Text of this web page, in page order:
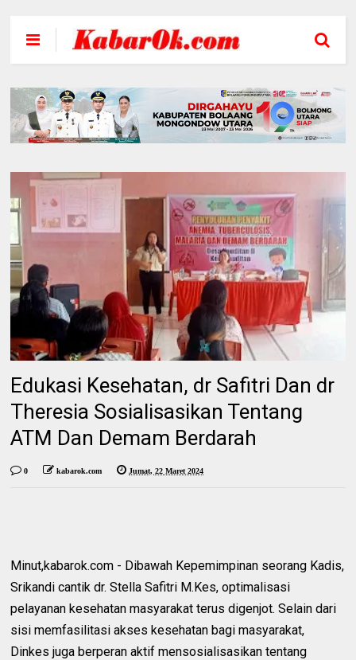
Edukasi Kesehatan, dr Safitri Dan dr
Theresia Sosialisasikan Tentang
ATM Dan Demam Berdarah
0 kabarok.com Jumat, 22 Maret 2024
Minut,kabarok.com - Dibawah Kepemimpinan seorang Kadis,
Srikandi cantik dr. Stella Safitri M.Kes, optimalisasi
pelayanan kesehatan masyarakat terus digenjot. Selain dari
sisi memfasilitasi akses kesehatan bagi masyarakat,
Dinkes juga berperan aktif mensosialisasikan tentang